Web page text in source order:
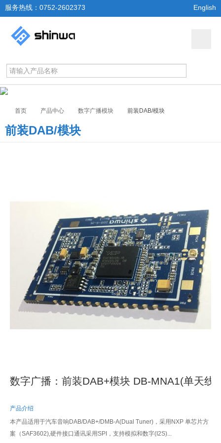
服务热线：0752-2602373 English
首页 产品中心 数字广播模块 前装DAB/模块
前装DAB/模块
数字广播：前装DAB+模块 DB-MNA1(单天线)
产品介绍
本产品适用于汽车音响DAB/DAB+/DMB-A(Dual Tuner)，采用NXP 单芯片方
案（SAF3602),硬件接口通讯采用SPI，支持模拟和数字(I2S)...